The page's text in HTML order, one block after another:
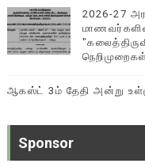
2026-27
ஆகஸ்ட் 3ம் தேதி அன்று
Sponsor